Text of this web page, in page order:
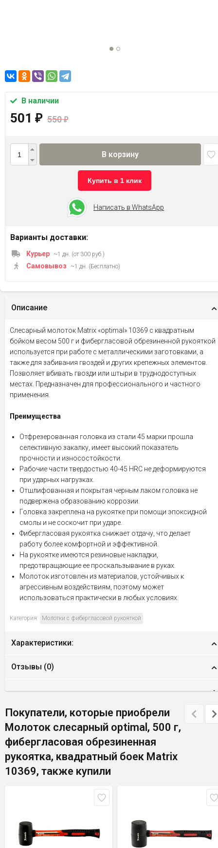
В наличии
501 ₽ 550₽
В корзину
Купить в 1 клик
Написать в WhatsApp
Варианты доставки:
Курьер ~1 дн. (от 300 руб.)
Самовывоз ~1 дн. (Бесплатно)
Описание
Слесарный молоток Matrix «optimal» 10369 с квадратным
бойком весом 500 г и фибергласовой обрезиненной рукояткой
используется при работе с металлическими заготовками, а
также для забивания гвоздей и других крепежных элементов.
Позволяет вбивать гвозди или штыри в труднодоступных
местах. Предназначен для профессионального и частного
применения.
Преимущества
Отфрезерованная головка из стали 45 марки прошла
селективную закалку, имеет высокий показатель
прочности и износостойкости.
Рабочие части твердостью 40-45 HRC не деформируются
при ударных нагрузках.
Отшлифованная и покрытая черным лаком головка не
подвержена образованию коррозии.
Головка закреплена на рукоятке при помощи эпоксидной
смолы и не соскочит при ударе.
Фибергласовая рукоятка снижает отдачу, что делает
работу более комфортной и эффективной.
На рукоятке имеются резиновые накладки,
предотвращающие ее проскальзывание в руках.
Молоток изготовлен из материалов, устойчивых к
агрессивным воздействиям, поэтому может
использоваться практически в любых условиях.
Категория: Молотки с фибергласовой рукояткой
Характеристики:
Отзывы (0)
Покупатели, которые приобрели
Молоток слесарный optimal, 500 г,
фибергласовая обрезиненная
рукоятка, квадратный боек Matrix
10369, также купили